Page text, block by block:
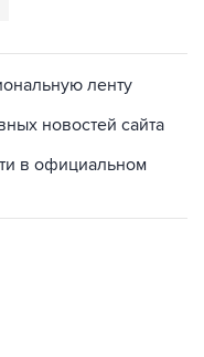
ленту
новостей сайта
в официальном